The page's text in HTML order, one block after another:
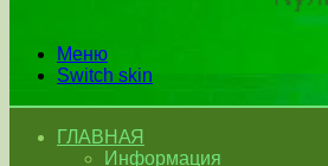
Меню
Switch skin
ГЛАВНАЯ
Информация